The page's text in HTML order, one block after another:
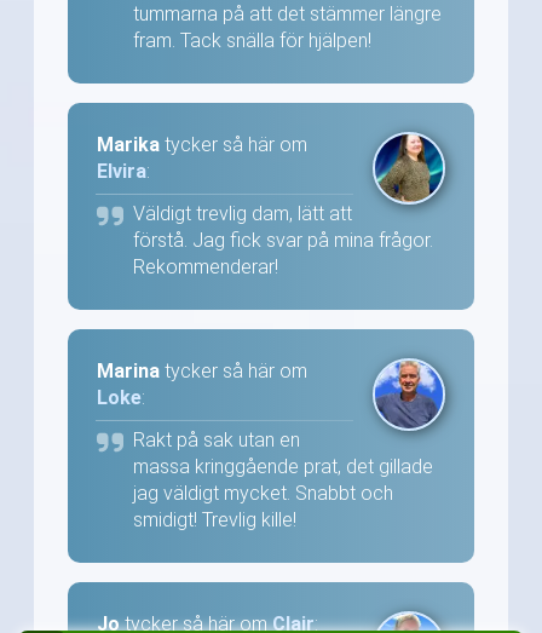
tummarna på att det stämmer längre
fram. Tack snälla för hjälpen!
Marika tycker så här om
Elvira:
Väldigt trevlig dam, lätt att
förstå. Jag fick svar på mina frågor.
Rekommenderar!
Marina tycker så här om
Loke:
Rakt på sak utan en
massa kringgående prat, det gillade
jag väldigt mycket. Snabbt och
smidigt! Trevlig kille!
Jotycker så här omClair: